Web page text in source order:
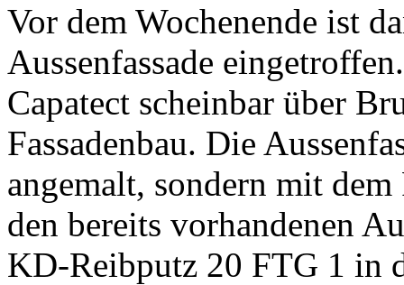
Vor dem Wochenende ist
Aussenfassade
Capatect scheinbar über
Fassadenbau. Die
angemalt, sondern mit
den bereits vorhandenen
KD-Reibputz 20 FTG 1 in